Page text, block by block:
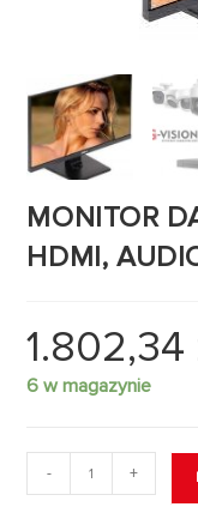
MONITOR
HDMI,
1.802,34
6 w magazynie
- +